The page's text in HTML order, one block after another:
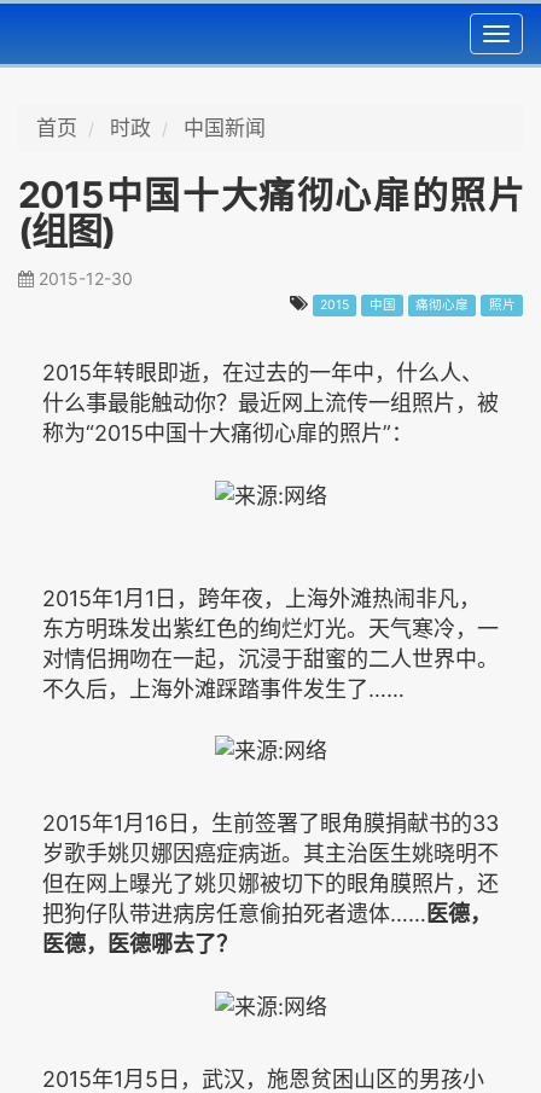
首页 时政 中国新闻
2015中国十大痛彻心扉的照片
(组图)
2015-12-30
2015 中国 痛彻心扉 照片
2015年转眼即逝，在过去的一年中，什么人、
什么事最能触动你？最近网上流传一组照片，被
称为“2015中国十大痛彻心扉的照片”：
2015年1月1日，跨年夜，上海外滩热闹非凡，
东方明珠发出紫红色的绚烂灯光。天气寒冷，一
对情侣拥吻在一起，沉浸于甜蜜的二人世界中。
不久后，上海外滩踩踏事件发生了……
2015年1月16日，生前签署了眼角膜捐献书的33
岁歌手姚贝娜因癌症病逝。其主治医生姚晓明不
但在网上曝光了姚贝娜被切下的眼角膜照片，还
把狗仔队带进病房任意偷拍死者遗体…… 医德，
医德，医德哪去了？
2015年1月5日，武汉，施恩贫困山区的男孩小